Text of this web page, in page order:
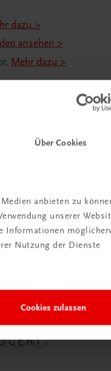
Über Cookies
anbieten zu
unserer
Informationen
Nutzung der Dienste
Cookies zulassen
dazu >
ansehen >
Mehr dazu >
Mehr dazu >
Mehr dazu >
& QS).
Mehr dazu >
.Mehr dazu >